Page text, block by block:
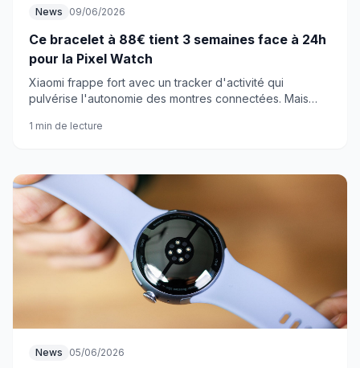
News 09/06/2026
Ce bracelet à 88€ tient 3 semaines face à 24h
pour la Pixel Watch
Xiaomi frappe fort avec un tracker d'activité qui
pulvérise l'autonomie des montres connectées. Mais
1 min de lecture
News 05/06/2026